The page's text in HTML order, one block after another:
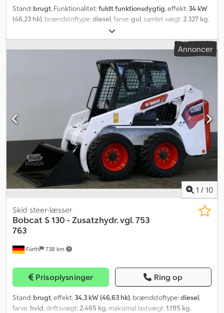
Stand: brugt, Funktionalitet:fuldt funktionsdygtig, effekt: 34 kW
(46,23 hk), brændstoftype:diesel, farve:gul, samlet vægt:2.327 kg,
, driftsstand:
Produktionsår:2017, driftstimer:1.144 h, løftekapacitet:612 kg,
Gehl R135 Fremstillingsår: 2017 Driftstimer: 1144 Type:
Gummibåndsdrevet læssemaskine Brændstof: Diesel Vægt: 2327
kg Maksimal løftekapacitet: 612 kg Effekt: 34 kW Tilgængelig: på
lager Beskrivelse: Maskinen er i god stand, motoren og det
hydrauliske system er rene og fungerer godt. Prisen er angivet
som NETTO-eksportpris. Crodpfozcxytjx Afuef Vi taler følgende
sprog: - Engelsk - Tysk - Ungarsk
Annoncer
1 / 10
Fürth 738 km
Skid steer-læsser
Bobcat S 130 - Zusatzhydr. vgl. 753
763
Prisoplysninger Ring op
Stand: brugt, effekt: 34,3 kW (46,63 hk), brændstoftype:diesel,
farve: hvid, driftsvægt:2.465 kg, maksimal lastvægt:1.195 kg,